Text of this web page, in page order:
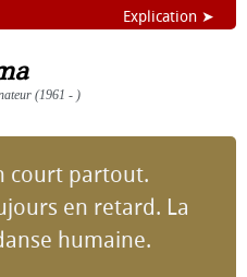
Explication ➤
(1961 - )
court partout.
en retard. La
humaine.